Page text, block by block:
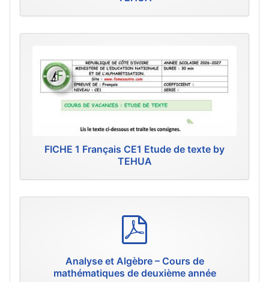
FICHE 1 Français CE1 Etude de texte by
TEHUA
Analyse et Algèbre – Cours de
mathématiques de deuxième année